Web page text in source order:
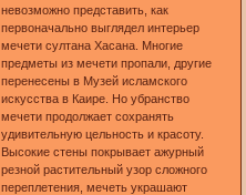
невозможно представить, как
первоначально выглядел интерьер
мечети султана Хасана. Многие
предметы из мечети пропали, другие
перенесены в Музей исламского
искусства в Каире. Но убранство
мечети продолжает сохранять
удивительную цельность и красоту.
Высокие стены покрывает ажурный
резной растительный узор сложного
переплетения, мечеть украшают